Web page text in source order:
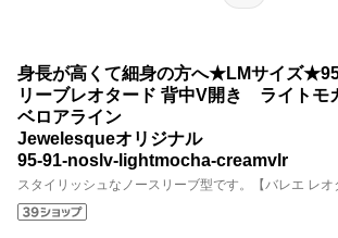
身長が高くて細身の方へ★LMサイズ
リーブレオタード 背中V開き ライト
ベロアライン
Jewelesqueオリジナル
95-91-noslv-lightmocha-creamvlr
スタイリッシュなノースリーブ型です。【バレエ レオ